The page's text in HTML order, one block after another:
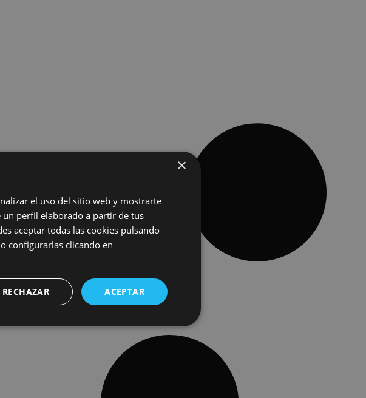
×
el uso del sitio web y mostrarte
un perfil elaborado a partir de tus
aceptar todas las cookies pulsando
configurarlas clicando en
ACEPTAR
RECHAZAR